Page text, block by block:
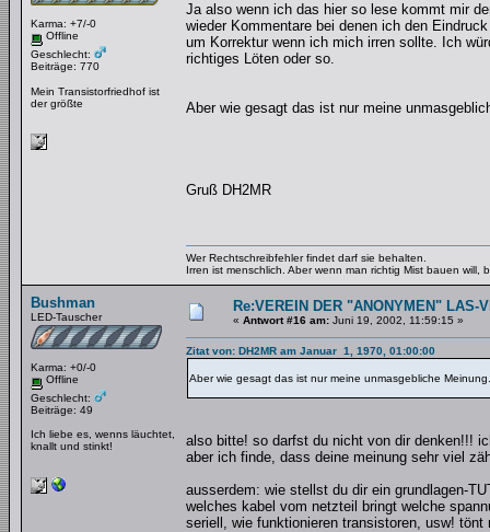
Karma: +7/-0
Offline
Geschlecht:
Beiträge: 770
Mein Transistorfriedhof ist
der größte
Ja also wenn ich das hier so lese kommt mir
wieder Kommentare bei denen ich den
um Korrektur wenn ich mich irren sollte. Ich
richtiges Löten oder so.
Aber wie gesagt das ist nur meine
Gruß DH2MR
Wer Rechtschreibfehler findet darf sie behalten.
Irren ist menschlich. Aber wenn man richtig Mist bauen will,
Bushman
LED-Tauscher
Karma: +0/-0
Offline
Geschlecht:
Beiträge: 49
Ich liebe es, wenns läuchtet,
knallt und stinkt!
Re:VEREIN DER "ANONYMEN" LAS-
« Antwort #16 am: Juni 19, 2002, 11:59:15 »
Zitat von: DH2MR am Januar 1, 1970, 01:00:00
Aber wie gesagt das ist nur meine unmasgebliche Meinung.
also bitte! so darfst du nicht von dir denken!!!
aber ich finde, dass deine meinung sehr viel
ausserdem: wie stellst du dir ein grundlagen-
welches kabel vom netzteil bringt welche
seriell, wie funktionieren transistoren, usw!